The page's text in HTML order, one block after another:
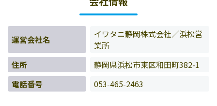
運営会社名
イワタニ静岡株式会社／浜松営
業所
住所
静岡県浜松市東区和田町382-1
電話番号
053-465-2463